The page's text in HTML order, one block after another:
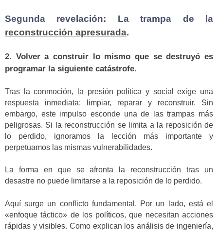
Segunda revelación: La trampa de la
reconstrucción apresurada.
2. Volver a construir lo mismo que se destruyó es
programar la siguiente catástrofe.
Tras la conmoción, la presión política y social exige una
respuesta inmediata: limpiar, reparar y reconstruir. Sin
embargo, este impulso esconde una de las trampas más
peligrosas. Si la reconstrucción se limita a la reposición de
lo perdido, ignoramos la lección más importante y
perpetuamos las mismas vulnerabilidades.
La forma en que se afronta la reconstrucción tras un
desastre no puede limitarse a la reposición de lo perdido.
Aquí surge un conflicto fundamental. Por un lado, está el
«enfoque táctico» de los políticos, que necesitan acciones
rápidas y visibles. Como explican los análisis de ingeniería,